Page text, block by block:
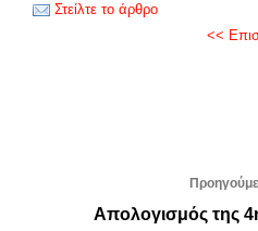
Στείλτε το άρθρο
<<
Απολογισμός της